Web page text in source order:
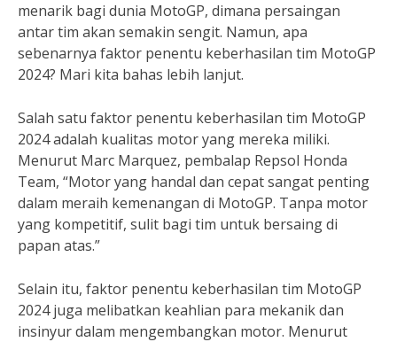
menarik bagi dunia MotoGP, dimana persaingan
antar tim akan semakin sengit. Namun, apa
sebenarnya faktor penentu keberhasilan tim MotoGP
2024? Mari kita bahas lebih lanjut.
Salah satu faktor penentu keberhasilan tim MotoGP
2024 adalah kualitas motor yang mereka miliki.
Menurut Marc Marquez, pembalap Repsol Honda
Team, “Motor yang handal dan cepat sangat penting
dalam meraih kemenangan di MotoGP. Tanpa motor
yang kompetitif, sulit bagi tim untuk bersaing di
papan atas.”
Selain itu, faktor penentu keberhasilan tim MotoGP
2024 juga melibatkan keahlian para mekanik dan
insinyur dalam mengembangkan motor. Menurut